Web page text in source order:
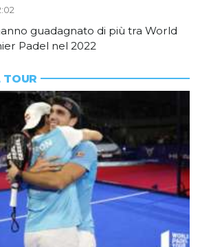
guadagnato di più tra World
Padel nel 2022